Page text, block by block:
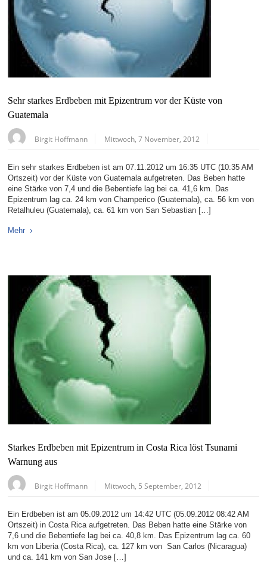
Sehr starkes Erdbeben mit Epizentrum vor der Küste von
Guatemala
Birgit Hoffmann Mittwoch, 7 November, 2012
Ein sehr starkes Erdbeben ist am 07.11.2012 um 16:35 UTC (10:35 AM
Ortszeit) vor der Küste von Guatemala aufgetreten. Das Beben hatte
eine Stärke von 7,4 und die Bebentiefe lag bei ca. 41,6 km. Das
Epizentrum lag ca. 24 km von Champerico (Guatemala), ca. 56 km von
Retalhuleu (Guatemala), ca. 61 km von San Sebastian […]
Mehr
Starkes Erdbeben mit Epizentrum in Costa Rica löst Tsunami
Warnung aus
Birgit Hoffmann Mittwoch, 5 September, 2012
Ein Erdbeben ist am 05.09.2012 um 14:42 UTC (05.09.2012 08:42 AM
Ortszeit) in Costa Rica aufgetreten. Das Beben hatte eine Stärke von
7,6 und die Bebentiefe lag bei ca. 40,8 km. Das Epizentrum lag ca. 60
km von Liberia (Costa Rica), ca. 127 km von San Carlos (Nicaragua)
und ca. 141 km von San Jose […]